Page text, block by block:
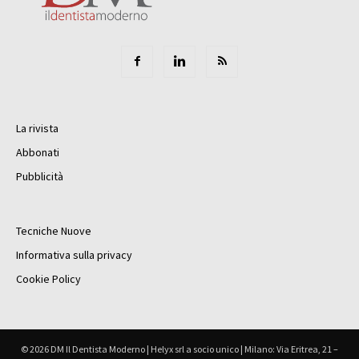
La rivista
Abbonati
Pubblicità
Tecniche Nuove
Informativa sulla privacy
Cookie Policy
© 2026 DM Il Dentista Moderno | Helyx srl a socio unico | Milano: Via Eritrea, 21 –